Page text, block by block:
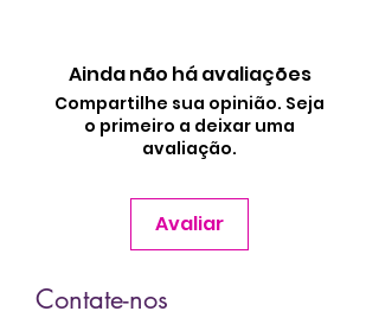
Ainda não há avaliações
Compartilhe sua opinião. Seja
o primeiro a deixar uma
avaliação.
Avaliar
Contate-nos